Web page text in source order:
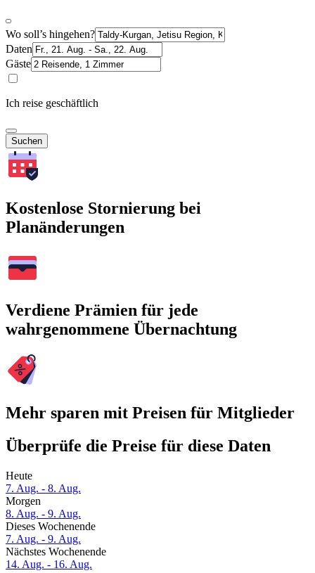
Wo soll’s hingehen?
Daten
Gäste
Ich reise geschäftlich
Suchen
Kostenlose Stornierung bei
Planänderungen
Verdiene Prämien für jede
wahrgenommene Übernachtung
Mehr sparen mit Preisen für Mitglieder
Überprüfe die Preise für diese Daten
Heute
7. Aug. - 8. Aug.
Morgen
8. Aug. - 9. Aug.
Dieses Wochenende
7. Aug. - 9. Aug.
Nächstes Wochenende
14. Aug. - 16. Aug.